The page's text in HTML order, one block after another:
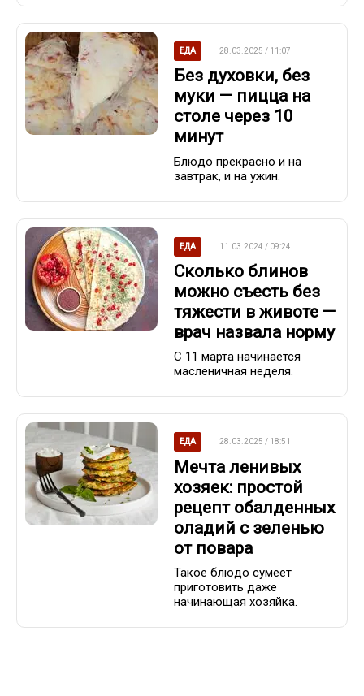
ЕДА 28.03.2025 / 11:07
Без духовки, без
муки — пицца на
столе через 10
минут
Блюдо прекрасно и на
завтрак, и на ужин.
ЕДА 11.03.2024 / 09:24
Сколько блинов
можно съесть без
тяжести в животе —
врач назвала норму
С 11 марта начинается
масленичная неделя.
ЕДА 28.03.2025 / 18:51
Мечта ленивых
хозяек: простой
рецепт обалденных
оладий с зеленью
от повара
Такое блюдо сумеет
приготовить даже
начинающая хозяйка.